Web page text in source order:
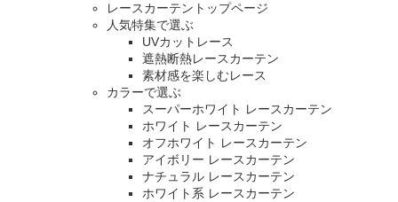
レースカーテントップページ
人気特集で選ぶ
UVカットレース
遮熱断熱レースカーテン
素材感を楽しむレース
カラーで選ぶ
スーパーホワイト レースカーテン
ホワイト レースカーテン
オフホワイト レースカーテン
アイボリー レースカーテン
ナチュラル レースカーテン
ホワイト系 レースカーテン